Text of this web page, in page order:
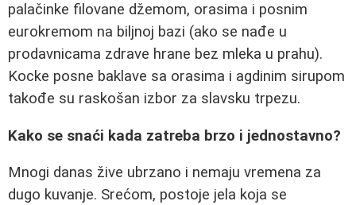
palačinke filovane džemom, orasima i posnim
eurokremom na biljnoj bazi (ako se nađe u
prodavnicama zdrave hrane bez mleka u prahu).
Kocke posne baklave sa orasima i agdinim sirupom
takođe su raskošan izbor za slavsku trpezu.
Kako se snaći kada zatreba brzo i jednostavno?
Mnogi danas žive ubrzano i nemaju vremena za
dugo kuvanje. Srećom, postoje jela koja se